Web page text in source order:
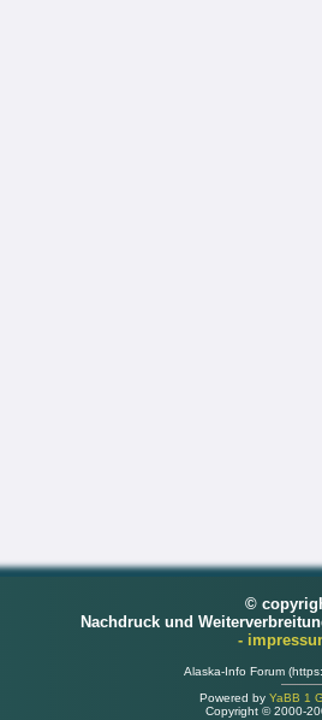
©
Nachdruck und
-
Alaska-Info Forum
Powered by YaBB 1
Copyright © 2000-